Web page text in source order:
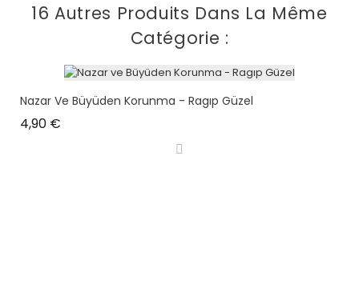
16 Autres Produits Dans La Même
Catégorie :
Nazar Ve Büyüden Korunma - Ragıp Güzel
4,90 €